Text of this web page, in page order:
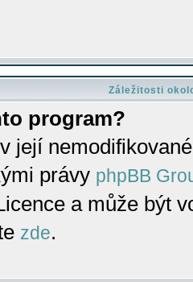
Záležitosti
program?
její
právy phpBB
a může být
zde.